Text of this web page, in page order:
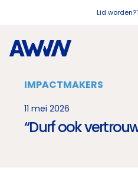
Lid worden?
IMPACTMAKERS
11 mei 2026
“Durf ook